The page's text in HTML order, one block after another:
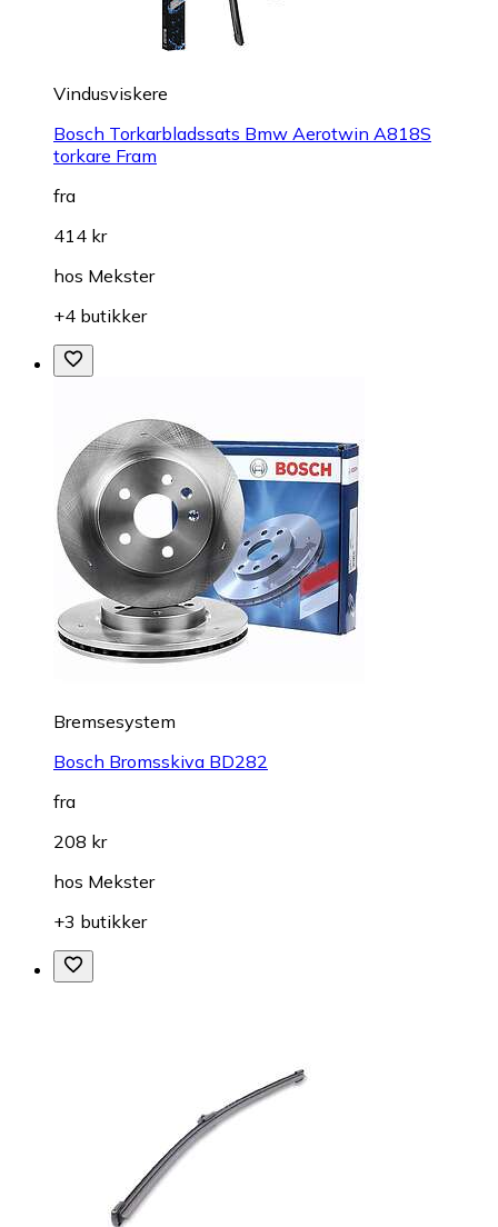
Vindusviskere
Bosch Torkarbladssats Bmw Aerotwin A818S
torkare Fram
fra
414 kr
hos Mekster
+4 butikker
Bremsesystem
Bosch Bromsskiva BD282
fra
208 kr
hos Mekster
+3 butikker